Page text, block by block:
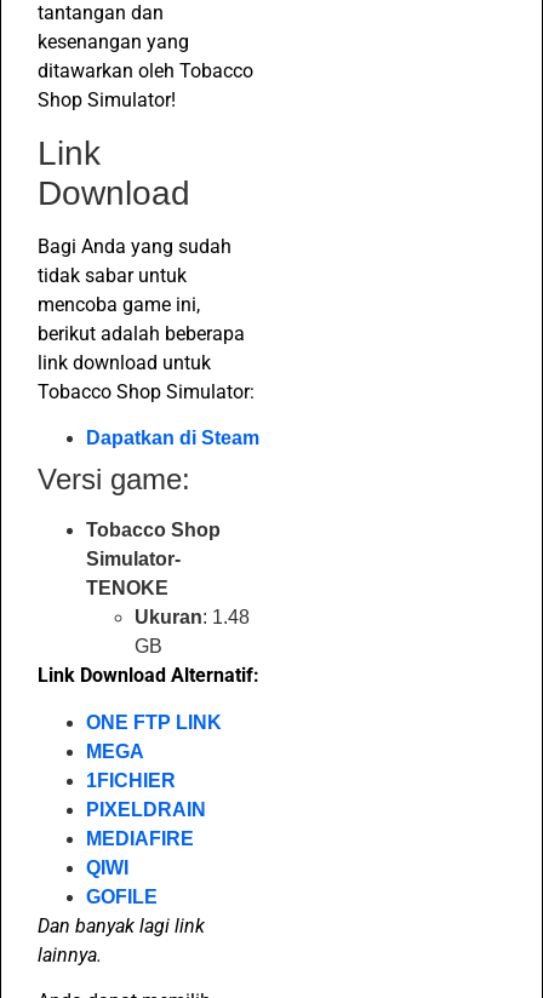
tantangan dan
kesenangan yang
ditawarkan oleh Tobacco
Shop Simulator!
Link
Download
Bagi Anda yang sudah
tidak sabar untuk
mencoba game ini,
berikut adalah beberapa
link download untuk
Tobacco Shop Simulator:
Dapatkan di Steam
Versi game:
Tobacco Shop
Simulator-
TENOKE
Ukuran: 1.48
GB
Link Download Alternatif:
ONE FTP LINK
MEGA
1FICHIER
PIXELDRAIN
MEDIAFIRE
QIWI
GOFILE
Dan banyak lagi link
lainnya.